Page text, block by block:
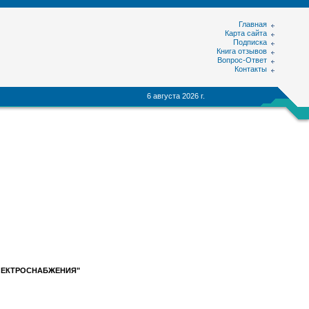
Главная
Карта сайта
Подписка
Книга отзывов
Вопрос-Ответ
Контакты
6 августа 2026 г.